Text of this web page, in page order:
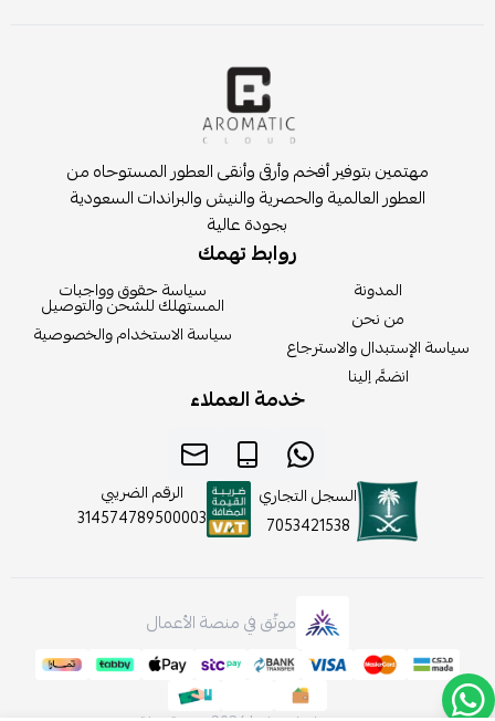
مهتمين بتوفير أفخم وأرقى وأنقى العطور المستوحاه من
العطور العالمية والحصرية والنيش والبراندات السعودية
بجودة عالية
روابط تهمك
المدونة
من نحن
سياسة الإستبدال والاسترجاع
انضمَّ إلينا
سياسة حقوق وواجبات
المستهلك للشحن والتوصيل
سياسة الاستخدام والخصوصية
خدمة العملاء
السجل التجاري
7053421538
الرقم الضريبي
314574789500003
موثّق في منصة الأعمال